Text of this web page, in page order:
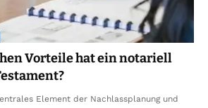
Vorteile hat ein notariell
Element der Nachlassplanung und